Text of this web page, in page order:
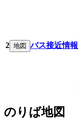
2 地図 バス接近情報
のりば地図